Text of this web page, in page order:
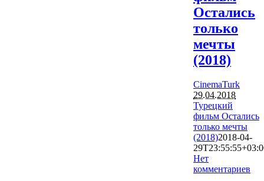
Остались
только
мечты
(2018)
CinemaTurk
29.04.2018
Турецкий
фильм Остались
только мечты
(2018)2018-04-
Нет
комментариев